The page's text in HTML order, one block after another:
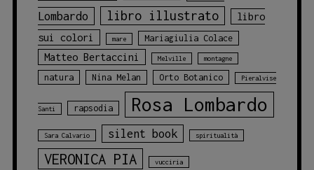
Lombardo
libro illustrato
libro
sui colori
mare Mariagiulia Colace
Matteo Bertaccini Melville montagne
natura Nina Melan Orto Botanico Pieralvise
Santi rapsodia Rosa Lombardo
Sara Calvario silent book spiritualità
VERONICA PIA vucciria